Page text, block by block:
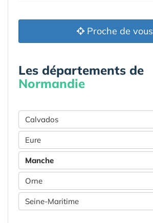
Proche de vous
Les départements de
Normandie
Calvados
Eure
Manche
Orne
Seine-Maritime